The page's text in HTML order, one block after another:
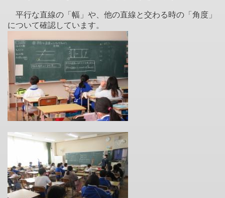
平行な直線の「幅」や、他の直線と交わる時の「角度」
について確認しています。